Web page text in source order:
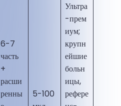
6-7
часть
+
расши
ренны
5-100
Ультра
-прем
иум;
крупн
ейшие
больн
ицы,
рефере